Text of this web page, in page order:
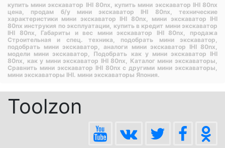
купить мини экскаватор IHI 80nx, купить мини экскаватор IHI 80nx
цена, продам б/у мини экскаватор IHI 80nx,технические
характеристики мини экскаватор IHI 80nx, мини экскаватор IHI
80nx инструкия по эксплуатации, купить в кредит мини экскаватор
IHI 80nx, Габариты и вес мини экскаватор IHI 80nx, продажа
Строительная и спец. техника, подобрать мини экскаватор,
подобрать мини экскаватор,аналоги мини экскаватор IHI 80nx,
модели мини экскаватор, Подобрать как у мини экскаватор IHI
80nx, как у мини экскаватор IHI 80nx, Каталог мини экскаваторы,
Сравнить мини экскаватор IHI 80nx с другими мини экскаваторы,
мини экскаваторы IHI. мини экскаваторы Япония.
Toolzon